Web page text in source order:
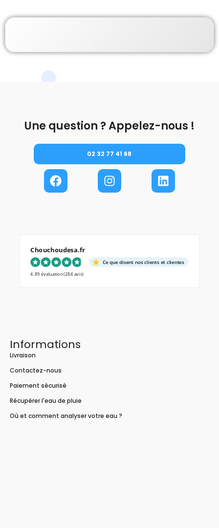
Une question ? Appelez-nous !
02 32 77 41 68
Chouchoudesa.fr
Ce que disent nos clients et clientes
4.89 évaluation(284 avis)
Informations
Livraison
Contactez-nous
Paiement sécurisé
Récupérer l'eau de pluie
Où et comment analyser votre eau ?